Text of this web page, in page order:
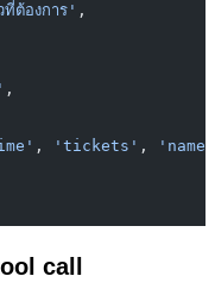
ต้องการ' ,
,
, 'tickets' ,
'name'
call